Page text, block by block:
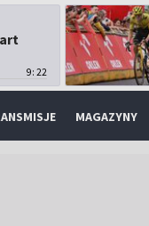
9:22
MAGAZYNY